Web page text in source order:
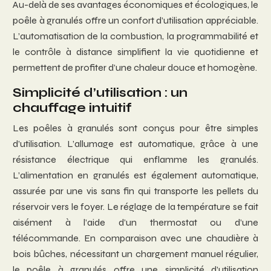
Au-delà de ses avantages économiques et écologiques, le
poêle à granulés offre un confort d’utilisation appréciable.
L’automatisation de la combustion, la programmabilité et
le contrôle à distance simplifient la vie quotidienne et
permettent de profiter d’une chaleur douce et homogène.
Simplicité d’utilisation : un
chauffage intuitif
Les poêles à granulés sont conçus pour être simples
d’utilisation. L’allumage est automatique, grâce à une
résistance électrique qui enflamme les granulés.
L’alimentation en granulés est également automatique,
assurée par une vis sans fin qui transporte les pellets du
réservoir vers le foyer. Le réglage de la température se fait
aisément à l’aide d’un thermostat ou d’une
télécommande. En comparaison avec une chaudière à
bois bûches, nécessitant un chargement manuel régulier,